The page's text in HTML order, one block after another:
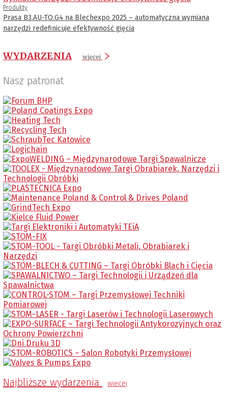
Produkty
Prasa B3.AU-TO.G4 na Blechexpo 2025 – automatyczna wymiana
narzędzi redefinicuje efektywność gięcia
WYDARZENIA więcej
Nasz patronat
Najbliższe wydarzenia wiecej